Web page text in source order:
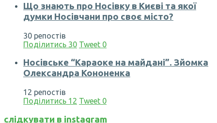
Що знають про Носівку в Києві та якої
думки Носівчани про своє місто?
30 репостів
Поділитись 30 Tweet 0
Носівське “Караоке на майдані”. Зйомка
Олександра Кононенка
12 репостів
Поділитись 12 Tweet 0
слідкувати в instagram